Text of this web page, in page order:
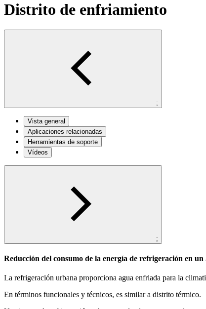
Distrito de enfriamiento
;
Vista general
Aplicaciones relacionadas
Herramientas de soporte
Vídeos
;
Reducción del consumo de la energía de refrigeración en
La refrigeración urbana proporciona agua enfriada para la
En términos funcionales y técnicos, es similar a distrito térmico.